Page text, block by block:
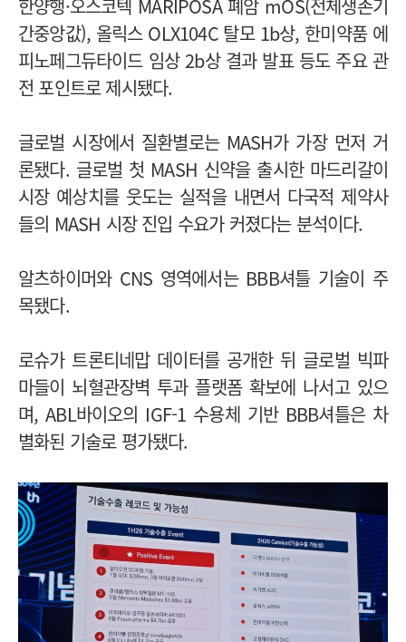
한양행·오스코텍 MARIPOSA 폐암 mOS(전체생존기
간중앙값), 올릭스 OLX104C 탈모 1b상, 한미약품 에
피노페그듀타이드 임상 2b상 결과 발표 등도 주요 관
전 포인트로 제시됐다.
글로벌 시장에서 질환별로는 MASH가 가장 먼저 거
론됐다. 글로벌 첫 MASH 신약을 출시한 마드리갈이
시장 예상치를 웃도는 실적을 내면서 다국적 제약사
들의 MASH 시장 진입 수요가 커졌다는 분석이다.
알츠하이머와 CNS 영역에서는 BBB셔틀 기술이 주
목됐다.
로슈가 트론티네맙 데이터를 공개한 뒤 글로벌 빅파
마들이 뇌혈관장벽 투과 플랫폼 확보에 나서고 있으
며, ABL바이오의 IGF-1 수용체 기반 BBB셔틀은 차
별화된 기술로 평가됐다.